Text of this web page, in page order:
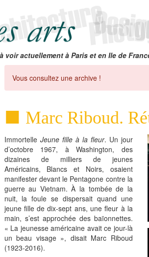
actuellement à Paris et en Ile de
Vous consultez une archive !
Marc Riboud.
Immortelle Jeune fille à la fleur. Un jour
d’octobre 1967, à Washington, des
dizaines de milliers de jeunes
Américains, Blancs et Noirs, osaient
manifester devant le Pentagone contre la
guerre au Vietnam. À la tombée de la
nuit, la foule se dispersait quand une
jeune fille de dix-sept ans, une fleur à la
main, s’est approchée des baïonnettes.
« La jeunesse américaine avait ce jour-là
un beau visage », disait Marc Riboud
(1923-2016).